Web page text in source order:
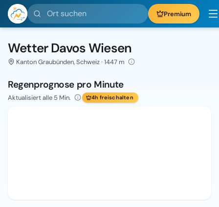
Ort suchen Premium
Wetter Davos Wiesen
Kanton Graubünden, Schweiz · 1447 m
Regenprognose pro Minute
Aktualisiert alle 5 Min. 4h freischalten